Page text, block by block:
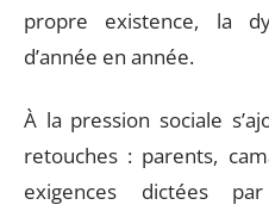
propre existence, la
d’année en année.
À la pression sociale
retouches : parents,
exigences dictées